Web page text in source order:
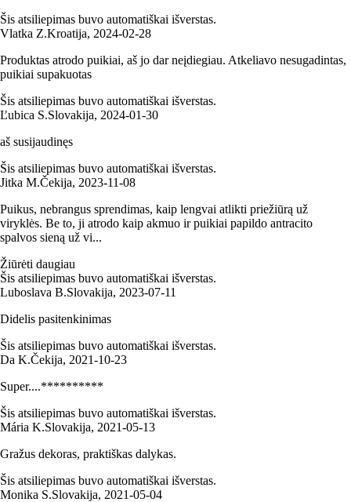
Šis atsiliepimas buvo automatiškai išverstas.
Vlatka Z.Kroatija, 2024‑02‑28
Produktas atrodo puikiai, aš jo dar neįdiegiau. Atkeliavo nesugadintas,
puikiai supakuotas
Šis atsiliepimas buvo automatiškai išverstas.
Ľubica S.Slovakija, 2024‑01‑30
aš susijaudinęs
Šis atsiliepimas buvo automatiškai išverstas.
Jitka M.Čekija, 2023‑11‑08
Puikus, nebrangus sprendimas, kaip lengvai atlikti priežiūrą už
viryklės. Be to, ji atrodo kaip akmuo ir puikiai papildo antracito
spalvos sieną už vi...
Žiūrėti daugiau
Šis atsiliepimas buvo automatiškai išverstas.
Luboslava B.Slovakija, 2023‑07‑11
Didelis pasitenkinimas
Šis atsiliepimas buvo automatiškai išverstas.
Da K.Čekija, 2021‑10‑23
Super....**********
Šis atsiliepimas buvo automatiškai išverstas.
Mária K.Slovakija, 2021‑05‑13
Gražus dekoras, praktiškas dalykas.
Šis atsiliepimas buvo automatiškai išverstas.
Monika S.Slovakija, 2021‑05‑04